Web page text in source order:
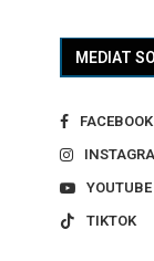
MEDIAT
FACEBOOK
YOUTUBE
TIKTOK